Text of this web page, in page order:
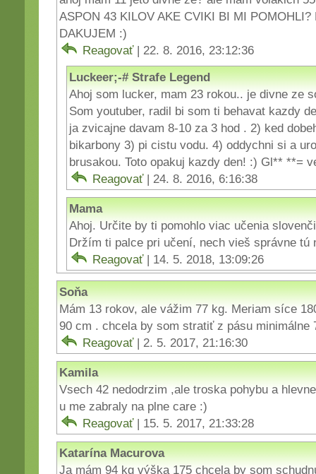
ASPON 43 KILOV AKE CVIKI BI MI
DAKUJEM :)
Reagovať | 22. 8. 2016, 23:12:36
Luckeer;-# Strafe Legend
Ahoj som lucker, mam 23 rokou.. je divne ze
Som youtuber, radil bi som ti behavat kazdy
ja zvicajne davam 8-10 za 3 hod . 2) ked
bikarbony 3) pi cistu vodu. 4) oddychni si a
brusakou. Toto opakuj kazdy den! :) Gl** **=
Reagovať | 24. 8. 2016, 6:16:38
Mama
Ahoj. Určite by ti pomohlo viac učenia
Držím ti palce pri učení, nech vieš správne tú
Reagovať | 14. 5. 2018, 13:09:26
Soňa
Mám 13 rokov, ale vážim 77 kg. Meriam síce
90 cm . chcela by som stratiť z pásu minimálne
Reagovať | 2. 5. 2017, 21:16:30
Kamila
Vsech 42 nedodrzim ,ale troska pohybu a
u me zabraly na plne care :)
Reagovať | 15. 5. 2017, 21:33:28
Katarína Macurova
Ja mám 94 kg výška 175 chcela by som